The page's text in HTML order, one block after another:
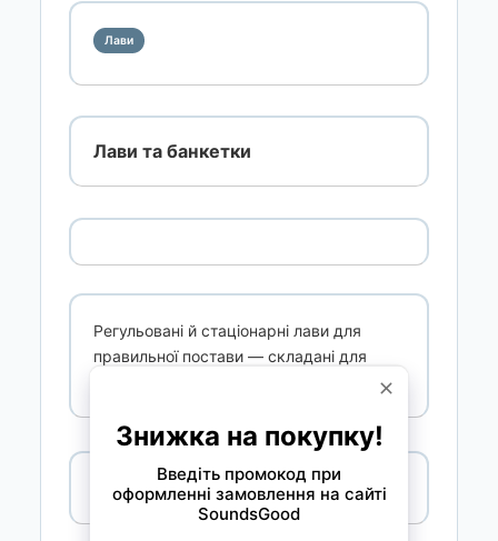
Лави
Лави та банкетки
Регульовані й стаціонарні лави для
правильної постави — складані для
Детальніше →